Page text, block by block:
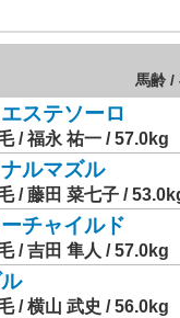
馬齢 /
ステソーロ
/ 福永 祐一 / 57.0kg
ルマズル
/ 藤田 菜七子 /
チャイルド
/ 吉田 隼人 / 57.0kg
/ 横山 武史 / 56.0kg